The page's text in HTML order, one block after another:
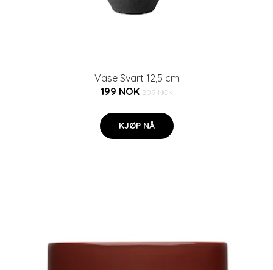
Vase Svart 12,5 cm
199 NOK 209 NOK
KJØP NÅ